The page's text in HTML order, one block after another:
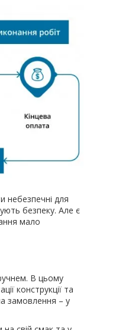
небезпечні для
безпеку. Але є
мало
В цьому
конструкції та
замовлення – у